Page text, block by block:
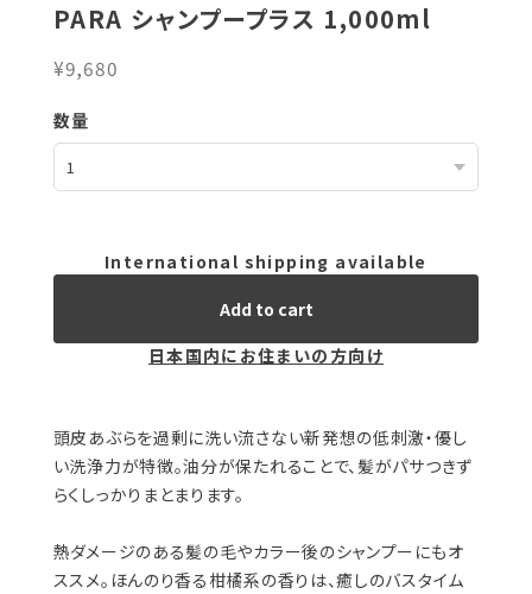
PARA シャンプープラス 1,000ml
¥9,680
数量
International shipping available
Add to cart
日本国内にお住まいの方向け
頭皮あぶらを過剰に洗い流さない新発想の低刺激・優し
い洗浄力が特徴。油分が保たれることで、髪がパサつきず
らくしっかりまとまります。
熱ダメージのある髪の毛やカラー後のシャンプーにもオ
ススメ。ほんのり香る柑橘系の香りは、癒しのバスタイム